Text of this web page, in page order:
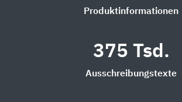
Produktinformationen
375 Tsd.
Ausschreibungstexte